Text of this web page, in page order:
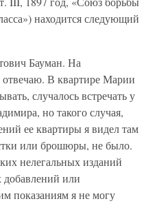
находится следующий
Бауман. На
В квартире Марии
случалось встречать у
но такого случая,
ее квартиры я видел там
или брошюры, не было.
нелегальных изданий
или
показаниям я не могу